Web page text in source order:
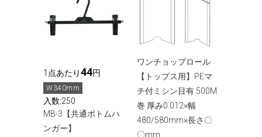
1点あたり44円
W340mm
入数:250
MB-3【共通ボトムハ
ンガー】
ワンチョップロール
【トップス用】PEマ
チ付ミシン目有 500M
巻 厚み0.012×幅
480/580mm×長さ〇
〇mm